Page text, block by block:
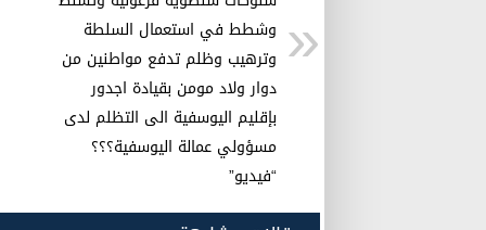
o
k
p
وشطط في استعمال السلطة
وترهيب وظلم تدفع مواطنين من
دوار ولاد مومن بقيادة اجدور
بإقليم اليوسفية الى التظلم لدى
مسؤولي عمالة اليوسفية؟؟؟
“فيديو”